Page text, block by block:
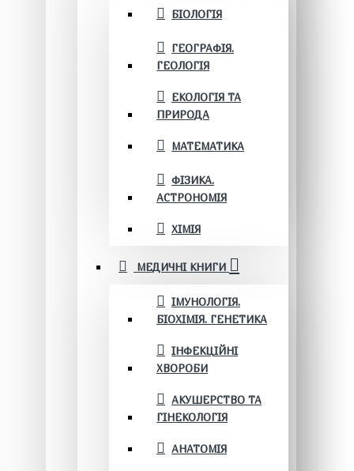
БІОЛОГІЯ
ГЕОГРАФІЯ.
ГЕОЛОГІЯ
ЕКОЛОГІЯ ТА
ПРИРОДА
МАТЕМАТИКА
ФІЗИКА.
АСТРОНОМІЯ
ХІМІЯ
МЕДИЧНІ КНИГИ
ІМУНОЛОГІЯ.
БІОХІМІЯ. ГЕНЕТИКА
ІНФЕКЦІЙНІ
ХВОРОБИ
АКУШЕРСТВО ТА
ГІНЕКОЛОГІЯ
АНАТОМІЯ